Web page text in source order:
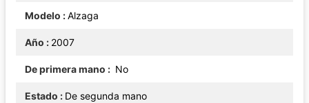
Modelo Alzaga
Año 2007
De primera mano No
Estado De segunda mano